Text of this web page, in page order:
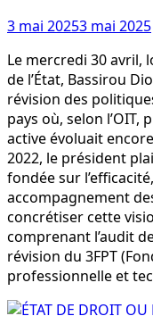
3 mai 20253 mai 2025
Le mercredi 30 avril,
de l’État, Bassirou
révision des
pays où, selon l’OIT,
active évoluait
2022, le président
fondée sur
accompagnement
concrétiser cette
comprenant l’audit
révision du 3FPT
professionnelle et